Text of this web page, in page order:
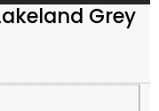
Grey